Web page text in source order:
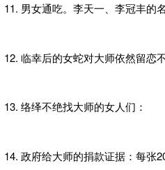
11. 男女通吃。李天一、李冠丰的
12. 临幸后的女蛇对大师依然留恋
13. 络绎不绝找大师的女人们：
14. 政府给大师的捐款证据：每张